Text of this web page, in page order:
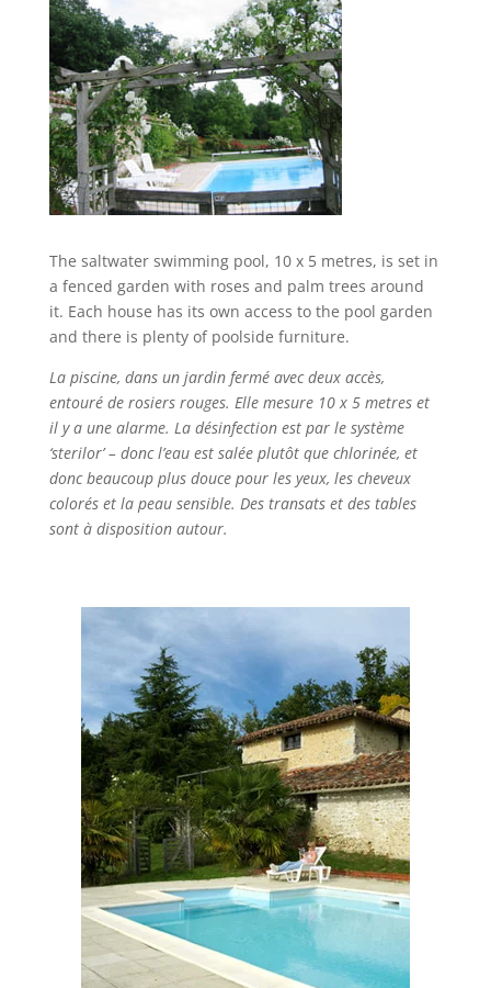
The saltwater swimming pool, 10 x 5 metres, is set in
a fenced garden with roses and palm trees around
it. Each house has its own access to the pool garden
and there is plenty of poolside furniture.
La piscine, dans un jardin fermé avec deux accès,
entouré de rosiers rouges. Elle mesure 10 x 5 metres et
il y a une alarme. La désinfection est par le système
‘sterilor’ – donc l’eau est salée plutôt que chlorinée, et
donc beaucoup plus douce pour les yeux, les cheveux
colorés et la peau sensible. Des transats et des tables
sont à disposition autour.